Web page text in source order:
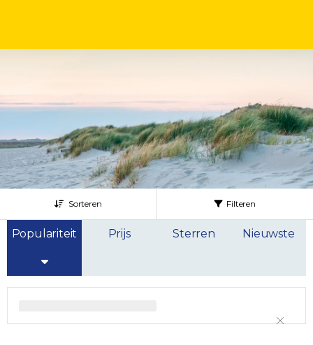
Sorteren Filteren
Populariteit Prijs Sterren Nieuwste